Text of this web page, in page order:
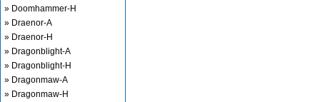
» Doomhammer-H
» Draenor-A
» Draenor-H
» Dragonblight-A
» Dragonblight-H
» Dragonmaw-A
» Dragonmaw-H